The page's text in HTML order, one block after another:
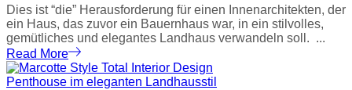
Dies ist “die” Herausforderung für einen Innenarchitekten, der
ein Haus, das zuvor ein Bauernhaus war, in ein stilvolles,
gemütliches und elegantes Landhaus verwandeln soll. ...
Read More
Penthouse im eleganten Landhausstil